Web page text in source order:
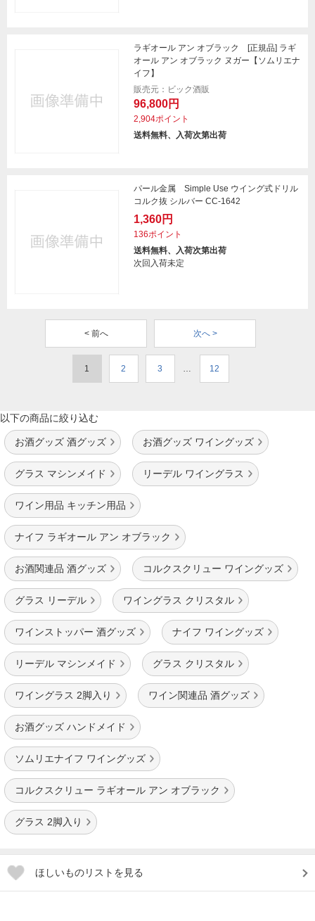
ラギオール アン オブラック [正規品] ラギ
オール アン オブラック ヌガー【ソムリエナ
イフ】
販売元：ビック酒販
96,800円
2,904ポイント
送料無料、入荷次第出荷
パール金属 Simple Use ウイング式ドリル
コルク抜 シルバー CC-1642
1,360円
136ポイント
送料無料、入荷次第出荷
次回入荷未定
< 前へ 次へ >
1 2 3 … 12
以下の商品に絞り込む
お酒グッズ 酒グッズ お酒グッズ ワイングッズ
グラス マシンメイド リーデル ワイングラス
ワイン用品 キッチン用品
ナイフ ラギオール アン オブラック
お酒関連品 酒グッズ コルクスクリュー ワイングッズ
グラス リーデル ワイングラス クリスタル
ワインストッパー 酒グッズ ナイフ ワイングッズ
リーデル マシンメイド グラス クリスタル
ワイングラス 2脚入り ワイン関連品 酒グッズ
お酒グッズ ハンドメイド
ソムリエナイフ ワイングッズ
コルクスクリュー ラギオール アン オブラック
グラス 2脚入り
ほしいものリストを見る